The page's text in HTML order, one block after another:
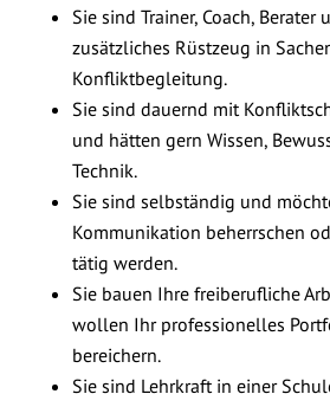
Sie sind Trainer, Coach, Berater
zusätzliches Rüstzeug in
Konfliktbegleitung.
Sie sind dauernd mit
und hätten gern Wissen,
Technik.
Sie sind selbständig und
Kommunikation beherrschen
tätig werden.
Sie bauen Ihre freiberufliche
wollen Ihr professionelles
bereichern.
Sie sind Lehrkraft in einer